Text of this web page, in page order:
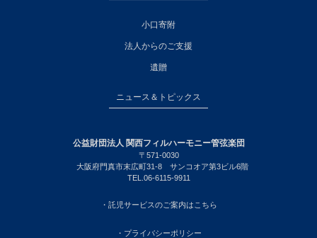
小口寄附
法人からのご支援
遺贈
ニュース＆トピックス
公益財団法人 関西フィルハーモニー管弦楽団
〒571-0030
大阪府門真市末広町31-8 サンコオア第3ビル6階
TEL.06-6115-9911
・託児サービスのご案内はこちら
・プライバシーポリシー